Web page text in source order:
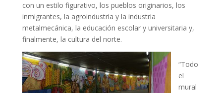
con un estilo figurativo, los pueblos originarios, los
inmigrantes, la agroindustria y la industria
metalmecánica, la educación escolar y universitaria y,
finalmente, la cultura del norte.
“Todo
el
mural